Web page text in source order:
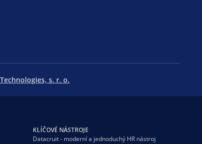
s. r. o.
KLÍČOVÉ NÁSTROJE
Datacruit - moderní a jednoduchý HR nástroj